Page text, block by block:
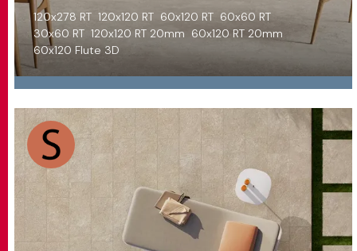
120x278 RT 120x120 RT 60x120 RT 60x60 RT
30x60 RT 120x120 RT 20mm 60x120 RT 20mm
60x120 Flute 3D